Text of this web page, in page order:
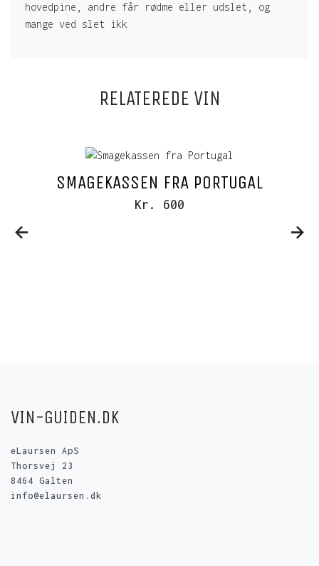
hovedpine, andre får rødme eller udslet, og
mange ved slet ikk
RELATEREDE VIN
SMAGEKASSEN FRA PORTUGAL
Kr. 600
VIN-GUIDEN.DK
eLaursen ApS
Thorsvej 23
8464 Galten
info@elaursen.dk